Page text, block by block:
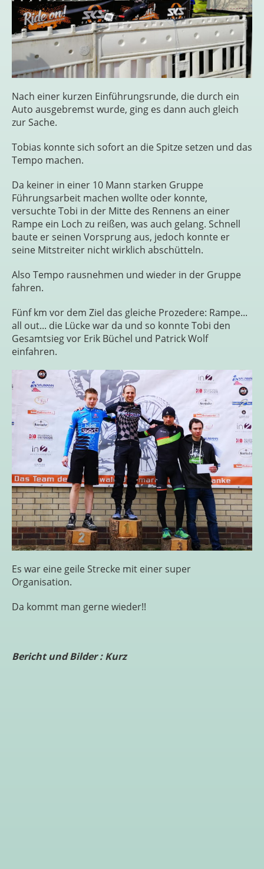
Nach einer kurzen Einführungsrunde, die durch ein
Auto ausgebremst wurde, ging es dann auch gleich
zur Sache.
Tobias konnte sich sofort an die Spitze setzen und das
Tempo machen.
Da keiner in einer 10 Mann starken Gruppe
Führungsarbeit machen wollte oder konnte,
versuchte Tobi in der Mitte des Rennens an einer
Rampe ein Loch zu reißen, was auch gelang. Schnell
baute er seinen Vorsprung aus, jedoch konnte er
seine Mitstreiter nicht wirklich abschütteln.
Also Tempo rausnehmen und wieder in der Gruppe
fahren.
Fünf km vor dem Ziel das gleiche Prozedere: Rampe...
all out... die Lücke war da und so konnte Tobi den
Gesamtsieg vor Erik Büchel und Patrick Wolf
einfahren.
Es war eine geile Strecke mit einer super
Organisation.
Da kommt man gerne wieder!!
Bericht und Bilder : Kurz